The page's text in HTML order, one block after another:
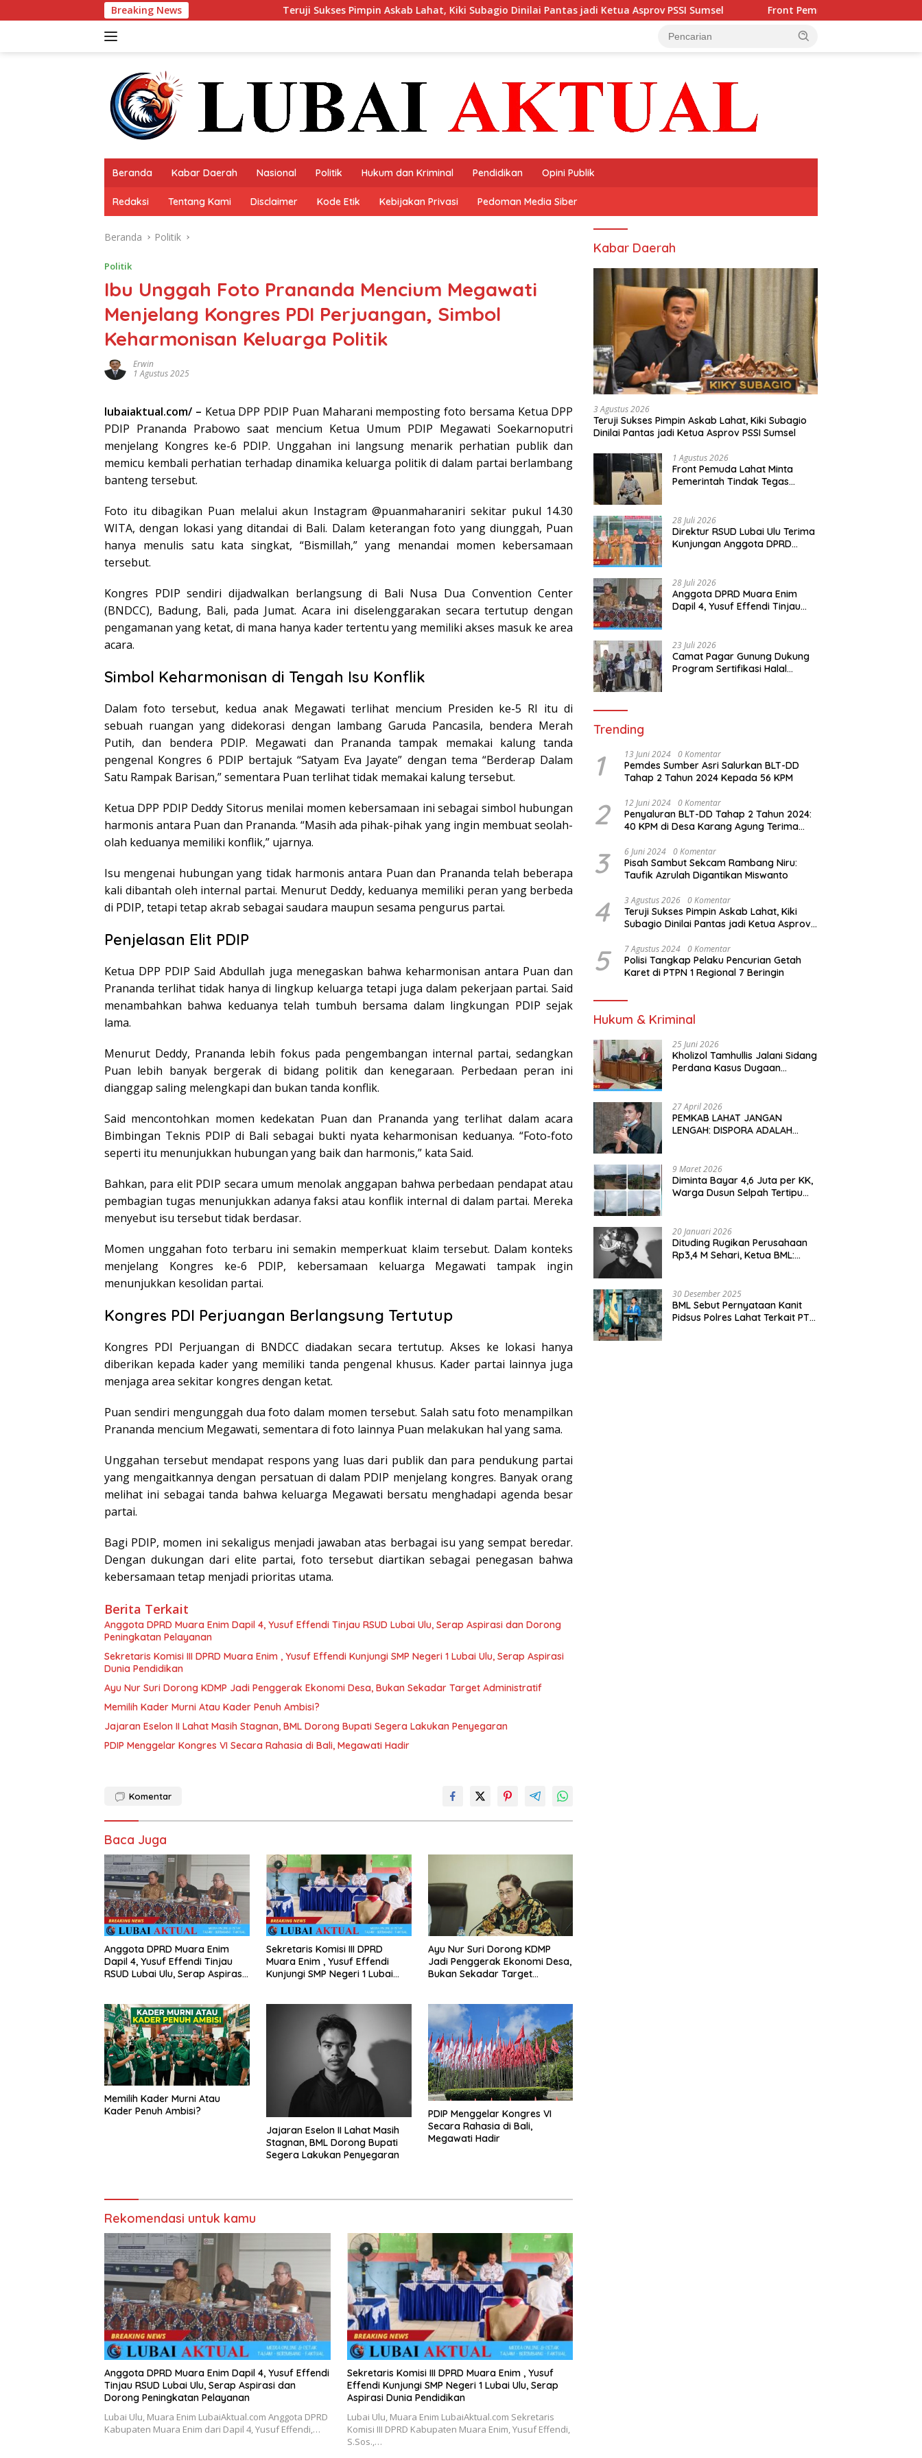
ke
Breaking NewsTeruji Sukses Pimpin Askab Lahat, Kiki Subagio Dinilai Pantas jadi Ketua Asprov PSSI Sumsel Front Pemuda Lahat Minta Pemerintah Tindak Tegas
Beranda Kabar Daerah Nasional Politik Hukum dan Kriminal Pendidikan Opini Publik
Redaksi Tentang Kami Disclaimer Kode Etik Kebijakan Privasi Pedoman Media Siber
Beranda Politik
Politik
Ibu Unggah Foto Prananda Mencium Megawati
Menjelang Kongres PDI Perjuangan, Simbol
Keharmonisan Keluarga Politik
Erwin
1 Agustus 2025
lubaiaktual.com/ – Ketua DPP PDIP Puan Maharani memposting foto bersama Ketua DPP
PDIP Prananda Prabowo saat mencium Ketua Umum PDIP Megawati Soekarnoputri
menjelang Kongres ke-6 PDIP. Unggahan ini langsung menarik perhatian publik dan
memicu kembali perhatian terhadap dinamika keluarga politik di dalam partai berlambang
banteng tersebut.
Foto itu dibagikan Puan melalui akun Instagram @puanmaharaniri sekitar pukul 14.30
WITA, dengan lokasi yang ditandai di Bali. Dalam keterangan foto yang diunggah, Puan
hanya menulis satu kata singkat, “Bismillah,” yang menandai momen kebersamaan
tersebut.
Kongres PDIP sendiri dijadwalkan berlangsung di Bali Nusa Dua Convention Center
(BNDCC), Badung, Bali, pada Jumat. Acara ini diselenggarakan secara tertutup dengan
pengamanan yang ketat, di mana hanya kader tertentu yang memiliki akses masuk ke area
acara.
Simbol Keharmonisan di Tengah Isu Konflik
Dalam foto tersebut, kedua anak Megawati terlihat mencium Presiden ke-5 RI itu di
sebuah ruangan yang didekorasi dengan lambang Garuda Pancasila, bendera Merah
Putih, dan bendera PDIP. Megawati dan Prananda tampak memakai kalung tanda
pengenal Kongres 6 PDIP bertajuk “Satyam Eva Jayate” dengan tema “Berderap Dalam
Satu Rampak Barisan,” sementara Puan terlihat tidak memakai kalung tersebut.
Ketua DPP PDIP Deddy Sitorus menilai momen kebersamaan ini sebagai simbol hubungan
harmonis antara Puan dan Prananda. “Masih ada pihak-pihak yang ingin membuat seolah-
olah keduanya memiliki konflik,” ujarnya.
Isu mengenai hubungan yang tidak harmonis antara Puan dan Prananda telah beberapa
kali dibantah oleh internal partai. Menurut Deddy, keduanya memiliki peran yang berbeda
di PDIP, tetapi tetap akrab sebagai saudara maupun sesama pengurus partai.
Penjelasan Elit PDIP
Ketua DPP PDIP Said Abdullah juga menegaskan bahwa keharmonisan antara Puan dan
Prananda terlihat tidak hanya di lingkup keluarga tetapi juga dalam pekerjaan partai. Said
menambahkan bahwa keduanya telah tumbuh bersama dalam lingkungan PDIP sejak
lama.
Menurut Deddy, Prananda lebih fokus pada pengembangan internal partai, sedangkan
Puan lebih banyak bergerak di bidang politik dan kenegaraan. Perbedaan peran ini
dianggap saling melengkapi dan bukan tanda konflik.
Said mencontohkan momen kedekatan Puan dan Prananda yang terlihat dalam acara
Bimbingan Teknis PDIP di Bali sebagai bukti nyata keharmonisan keduanya. “Foto-foto
seperti itu menunjukkan hubungan yang baik dan harmonis,” kata Said.
Bahkan, para elit PDIP secara umum menolak anggapan bahwa perbedaan pendapat atau
pembagian tugas menunjukkan adanya faksi atau konflik internal di dalam partai. Mereka
menyebut isu tersebut tidak berdasar.
Momen unggahan foto terbaru ini semakin memperkuat klaim tersebut. Dalam konteks
menjelang Kongres ke-6 PDIP, kebersamaan keluarga Megawati tampak ingin
menunjukkan kesolidan partai.
Kongres PDI Perjuangan Berlangsung Tertutup
Kongres PDI Perjuangan di BNDCC diadakan secara tertutup. Akses ke lokasi hanya
diberikan kepada kader yang memiliki tanda pengenal khusus. Kader partai lainnya juga
menjaga area sekitar kongres dengan ketat.
Puan sendiri mengunggah dua foto dalam momen tersebut. Salah satu foto menampilkan
Prananda mencium Megawati, sementara di foto lainnya Puan melakukan hal yang sama.
Unggahan tersebut mendapat respons yang luas dari publik dan para pendukung partai
yang mengaitkannya dengan persatuan di dalam PDIP menjelang kongres. Banyak orang
melihat ini sebagai tanda bahwa keluarga Megawati bersatu menghadapi agenda besar
partai.
Bagi PDIP, momen ini sekaligus menjadi jawaban atas berbagai isu yang sempat beredar.
Dengan dukungan dari elite partai, foto tersebut diartikan sebagai penegasan bahwa
kebersamaan tetap menjadi prioritas utama.
Berita Terkait
Anggota DPRD Muara Enim Dapil 4, Yusuf Effendi Tinjau RSUD Lubai Ulu, Serap Aspirasi dan Dorong
Peningkatan Pelayanan
Sekretaris Komisi III DPRD Muara Enim , Yusuf Effendi Kunjungi SMP Negeri 1 Lubai Ulu, Serap Aspirasi
Dunia Pendidikan
Ayu Nur Suri Dorong KDMP Jadi Penggerak Ekonomi Desa, Bukan Sekadar Target Administratif
Memilih Kader Murni Atau Kader Penuh Ambisi?
Jajaran Eselon II Lahat Masih Stagnan, BML Dorong Bupati Segera Lakukan Penyegaran
PDIP Menggelar Kongres VI Secara Rahasia di Bali, Megawati Hadir
Komentar
Baca Juga
Anggota DPRD Muara Enim
Dapil 4, Yusuf Effendi Tinjau
RSUD Lubai Ulu, Serap Aspirasi
Sekretaris Komisi III DPRD
Muara Enim , Yusuf Effendi
Kunjungi SMP Negeri 1 Lubai
Ayu Nur Suri Dorong KDMP
Jadi Penggerak Ekonomi Desa,
Bukan Sekadar Target
Memilih Kader Murni Atau
Kader Penuh Ambisi?
Jajaran Eselon II Lahat Masih
Stagnan, BML Dorong Bupati
Segera Lakukan Penyegaran
PDIP Menggelar Kongres VI
Secara Rahasia di Bali,
Megawati Hadir
Rekomendasi untuk kamu
Anggota DPRD Muara Enim Dapil 4, Yusuf Effendi
Tinjau RSUD Lubai Ulu, Serap Aspirasi dan
Dorong Peningkatan Pelayanan
Lubai Ulu, Muara Enim LubaiAktual.com Anggota DPRD
Kabupaten Muara Enim dari Dapil 4, Yusuf Effendi,…
Sekretaris Komisi III DPRD Muara Enim , Yusuf
Effendi Kunjungi SMP Negeri 1 Lubai Ulu, Serap
Aspirasi Dunia Pendidikan
Lubai Ulu, Muara Enim LubaiAktual.com Sekretaris
Komisi III DPRD Kabupaten Muara Enim, Yusuf Effendi,
S.Sos.,…
Kabar Daerah
3 Agustus 2026
Teruji Sukses Pimpin Askab Lahat, Kiki Subagio
Dinilai Pantas jadi Ketua Asprov PSSI Sumsel
1 Agustus 2026
Front Pemuda Lahat Minta
Pemerintah Tindak Tegas
28 Juli 2026
Direktur RSUD Lubai Ulu Terima
Kunjungan Anggota DPRD
28 Juli 2026
Anggota DPRD Muara Enim
Dapil 4, Yusuf Effendi Tinjau
Pelayanan
23 Juli 2026
Camat Pagar Gunung Dukung
Program Sertifikasi Halal
Trending
1 13 Juni 2024 0 Komentar
Pemdes Sumber Asri Salurkan BLT-DD
Tahap 2 Tahun 2024 Kepada 56 KPM
2 12 Juni 2024 0 Komentar
Penyaluran BLT-DD Tahap 2 Tahun 2024:
40 KPM di Desa Karang Agung Terima
3 6 Juni 2024 0 Komentar
Pisah Sambut Sekcam Rambang Niru:
Taufik Azrulah Digantikan Miswanto
4 3 Agustus 2026 0 Komentar
Teruji Sukses Pimpin Askab Lahat, Kiki
Subagio Dinilai Pantas jadi Ketua Asprov
5 7 Agustus 2024 0 Komentar
Polisi Tangkap Pelaku Pencurian Getah
Karet di PTPN 1 Regional 7 Beringin
Hukum & Kriminal
25 Juni 2026
Kholizol Tamhullis Jalani Sidang
Perdana Kasus Dugaan
27 April 2026
PEMKAB LAHAT JANGAN
LENGAH: DISPORA ADALAH
9 Maret 2026
Diminta Bayar 4,6 Juta per KK,
Warga Dusun Selpah Tertipu
20 Januari 2026
Dituding Rugikan Perusahaan
Rp3,4 M Sehari, Ketua BML:
30 Desember 2025
BML Sebut Pernyataan Kanit
Pidsus Polres Lahat Terkait PT